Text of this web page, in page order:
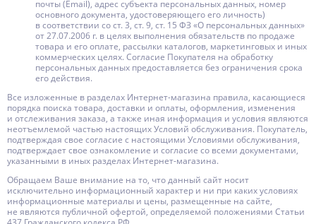
почты (Email), адрес субъекта персональных данных, номер
основного документа, удостоверяющего его личность)
в соответствии со ст. 3, ст. 9, ст. 15 ФЗ «О персональных данных»
от 27.07.2006 г. в целях выполнения обязательств по продаже
товара и его оплате, рассылки каталогов, маркетинговых и иных
коммерческих целях. Согласие Покупателя на обработку
персональных данных предоставляется без ограничения срока
его действия.
Все изложенные в разделах Интернет-магазина правила, касающиеся
порядка поиска товара, доставки и оплаты, оформления, изменения
и отслеживания заказа, а также иная информация и условия являются
неотъемлемой частью настоящих Условий обслуживания. Покупатель,
подтверждая свое согласие с настоящими Условиями обслуживания,
подтверждает свое ознакомление и согласие со всеми документами,
указанными в иных разделах Интернет-магазина.
Обращаем Ваше внимание на то, что данный сайт носит
исключительно информационный характер и ни при каких условиях
информационные материалы и цены, размещенные на сайте,
не являются публичной офертой, определяемой положениями Статьи